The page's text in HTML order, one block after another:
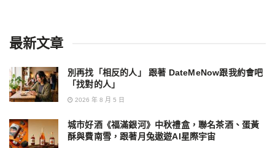
最新文章
別再找「相反的人」 跟著 DateMeNow跟我約會吧
「找對的人」
2026 年 8 月 5 日
城市好酒《福滿銀河》中秋禮盒，聯名茶酒、蛋黃
酥與費南雪，跟著月兔遨遊AI星際宇宙